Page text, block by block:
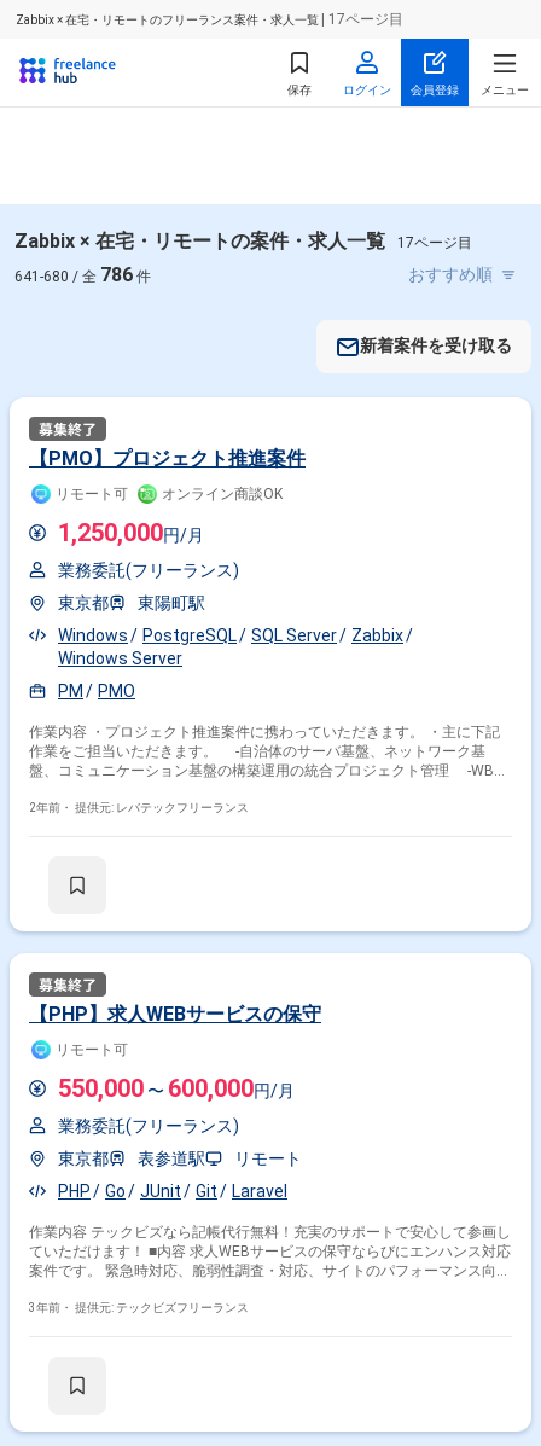
Zabbix × 在宅・リモートのフリーランス案件・求人一覧 | 17ページ目
保存 ログイン 会員登録 メニュー
Zabbix × 在宅・リモートの案件・求人一覧
17ページ目
641-680 / 全 786 件
新着案件を受け取る
【PMO】プロジェクト推進案件
リモート可 オンライン商談OK
1,250,000円/月
業務委託(フリーランス)
東京都
東陽町駅
Windows
PostgreSQL SQL Server
Zabbix
Windows Server
PM
PMO
作業内容 ・プロジェクト推進案件に携わっていただきます。 ・主に下記
作業をご担当いただきます。 -自治体のサーバ基盤、ネットワーク基
盤、コミュニケーション基盤の構築運用の統合プロジェクト管理 -WBS
-各種打ち合わせ参加、議事録作成 -課題管理表の更新、維持管理 -課
2年前・ 提供元: レバテックフリーランス
【PHP】求人WEBサービスの保守
リモート可
550,000 〜 600,000円/月
業務委託(フリーランス)
東京都
表参道駅
リモート
PHP
Go JUnit Git Laravel
作業内容 テックビズなら記帳代行無料！充実のサポートで安心して参画し
ていただけます！ ■内容 求人WEBサービスの保守ならびにエンハンス対応
案件です。 緊急時対応、脆弱性調査・対応、サイトのパフォーマンス向上
(現状週2日程度リモート、変動の可能性あり) ■時間:10:00-19:00 (コロナの
方が対象の案件です！
3年前・ 提供元: テックビズフリーランス